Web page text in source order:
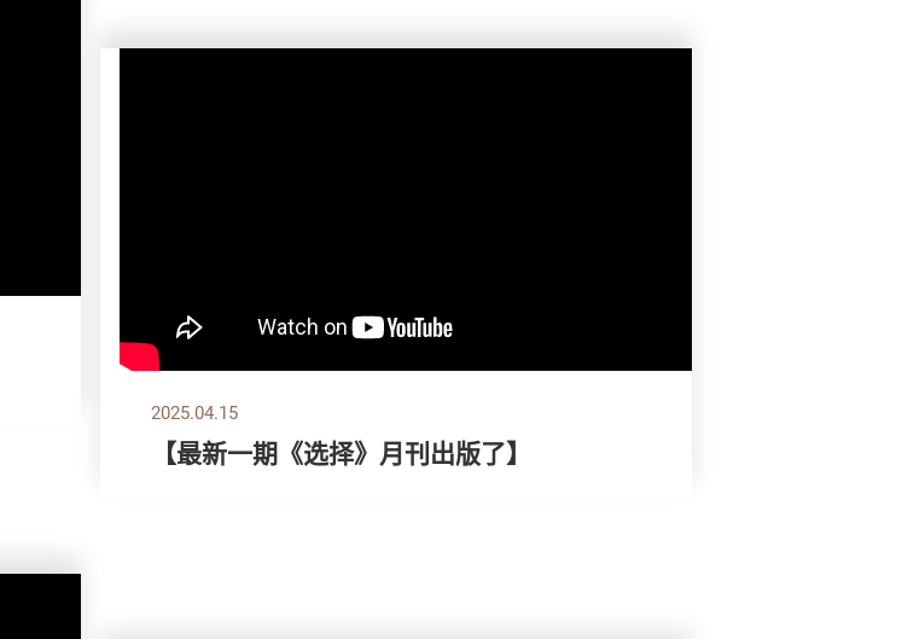
2025.04.15
【最新一期《选择》月刊出版了】